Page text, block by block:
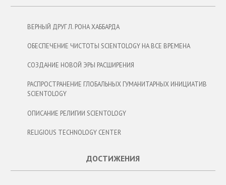
ВЕРНЫЙ ДРУГ Л. РОНА ХАББАРДА
ОБЕСПЕЧЕНИЕ ЧИСТОТЫ SCIENTOLOGY НА ВСЕ ВРЕМЕНА
СОЗДАНИЕ НОВОЙ ЭРЫ РАСШИРЕНИЯ
РАСПРОСТРАНЕНИЕ ГЛОБАЛЬНЫХ ГУМАНИТАРНЫХ ИНИЦИАТИВ
SCIENTOLOGY
ОПИСАНИЕ РЕЛИГИИ SCIENTOLOGY
RELIGIOUS TECHNOLOGY CENTER
ДОСТИЖЕНИЯ